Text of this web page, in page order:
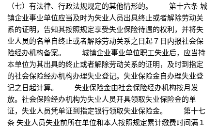
（七）有法律、行政法规规定的其他情形的。 第十六条 城
镇企业事业单位应当及时为失业人员出具终止或者解除劳动关
系的证明，告知其按照规定享受失业保险待遇的权利，并将失
业人员的名单自终止或者解除劳动关系之日起７日内报社会保
险经办机构备案。 城镇企业事业单位职工失业后，应当持
本单位为其出具的终止或者解除劳动关系的证明，及时到指定
的社会保险经办机构办理失业登记。失业保险金自办理失业登
记之日起计算。 失业保险金由社会保险经办机构按月发
放。社会保险经办机构为失业人员开具领取失业保险金的单
证，失业人员凭单证到指定银行领取失业保险金。 第十七
条 失业人员失业前所在单位和本人按照规定累计缴费时间满１